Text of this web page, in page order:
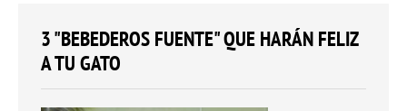
3 "BEBEDEROS FUENTE" QUE HARÁN FELIZ
A TU GATO